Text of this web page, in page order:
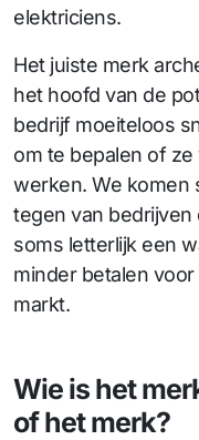
elektriciens.
Het juiste merk
het hoofd van de
bedrijf moeiteloos
om te bepalen of
werken. We komen
tegen van bedrijven
soms letterlijk een
minder betalen
markt.
Wie is het
of het merk?